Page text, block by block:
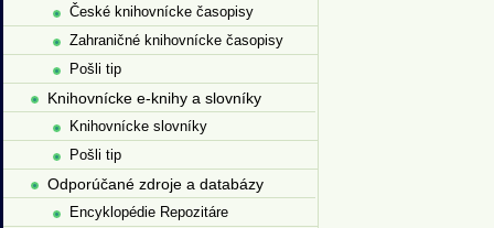
České knihovnícke časopisy
Zahraničné knihovnícke časopisy
Pošli tip
Knihovnícke e-knihy a slovníky
Knihovnícke slovníky
Pošli tip
Odporúčané zdroje a databázy
Encyklopédie Repozitáre